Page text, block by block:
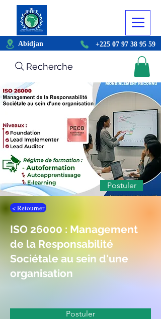
Abidjan +225 07 97 38 95 59
Recherche
Postuler
< Retourner
ISO 26000 : Management
de la Responsabilité
Sociétale au sein d'une
organisation
Postuler